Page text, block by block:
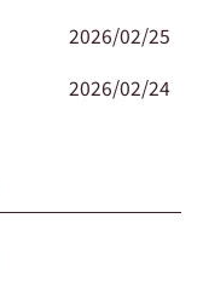
2026/02/25
2026/02/24